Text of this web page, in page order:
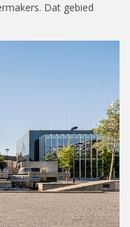
Dat gebied